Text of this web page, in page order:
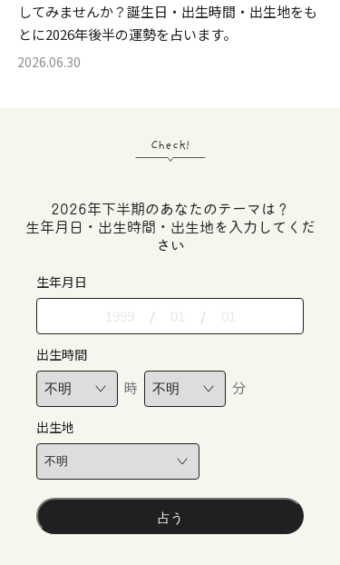
してみませんか？誕生日・出生時間・出生地をも
とに2026年後半の運勢を占います。
2026.06.30
Check!
2026年下半期のあなたのテーマは？
生年月日・出生時間・出生地を入力してくだ
さい
生年月日
/ /
出生時間
時 分
出生地